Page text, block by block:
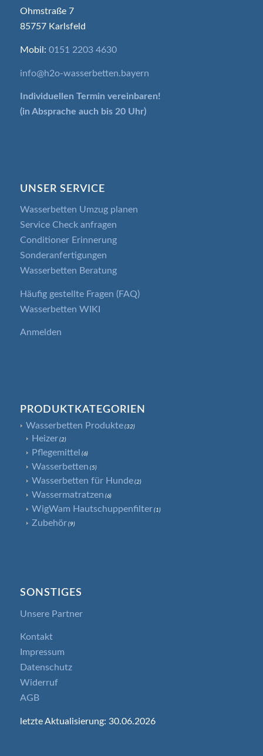
Ohmstraße 7
85757 Karlsfeld
Mobil: 0151 2203 4630
info@h2o-wasserbetten.bayern
Individuellen Termin vereinbaren!
(in Absprache auch bis 20 Uhr)
UNSER SERVICE
Wasserbetten Umzug planen
Service Check anfragen
Conditioner Erinnerung
Sonderanfertigungen
Wasserbetten Beratung
Häufig gestellte Fragen (FAQ)
Wasserbetten WIKI
Anmelden
PRODUKTKATEGORIEN
Wasserbetten Produkte (32)
Heizer (2)
Pflegemittel (6)
Wasserbetten (5)
Wasserbetten für Hunde (2)
Wassermatratzen (6)
WigWam Hautschuppenfilter (1)
Zubehör (9)
SONSTIGES
Unsere Partner
Kontakt
Impressum
Datenschutz
Widerruf
AGB
letzte Aktualisierung: 30.06.2026